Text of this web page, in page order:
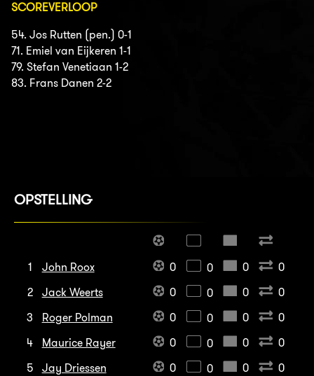
SCOREVERLOOP
54. Jos Rutten (pen.) 0-1
71. Emiel van Eijkeren 1-1
79. Stefan Venetiaan 1-2
83. Frans Danen 2-2
OPSTELLING
1 John Roox 0 0 0
0
2
Jack Weerts 0 0 0
0
3
Roger Polman 0 0 0
0
4
Maurice Rayer 0 0 0
0
5
Jay Driessen 0 0 0
0